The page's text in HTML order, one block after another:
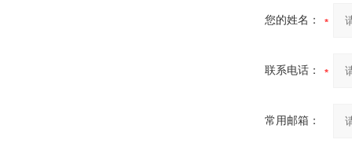
您的姓名：
联系电话：
常用邮箱：